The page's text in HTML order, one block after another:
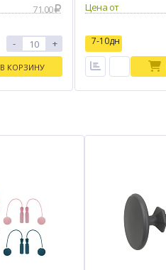
71.00
- +
В КОРЗИНУ
Цена от
7-10дн